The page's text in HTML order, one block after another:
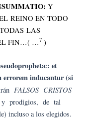
Y
REINO EN TODO
LAS
FIN…( …7 )
et
errorem inducantur (si
FALSOS CRISTOS
y prodigios, de tal
incluso a los elegidos.